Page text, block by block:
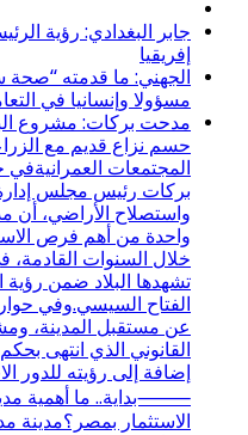
جابر البغدادي: رؤية
إفريقيا
الجهني: ما قدمته
مسؤولا وإنسانيا في
مدحت بركات: مشروع
حسم نزاع قديم مع
المجتمعات
بركات رئيس مجلس إدارة
واستصلاح الأراضي، أن
واحدة من أهم فرص
خلال السنوات القادمة،
تشهدها البلاد ضمن رؤية
الفتاح السيسي.وفي
عن مستقبل المدينة،
القانوني الذي انتهى
إضافة إلى رؤيته للدور
⸻بداية.. ما أهمية
الاستثمار بمصر؟مدينة